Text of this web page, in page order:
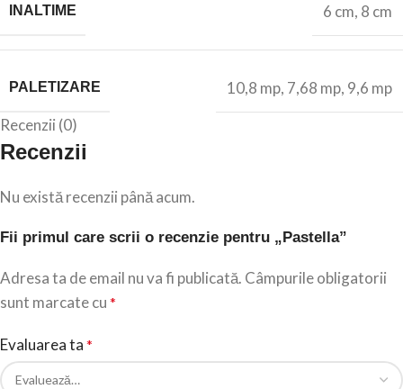
INALTIME 6 cm, 8 cm
PALETIZARE 10,8 mp, 7,68 mp, 9,6 mp
Recenzii (0)
Recenzii
Nu există recenzii până acum.
Fii primul care scrii o recenzie pentru „Pastella”
Adresa ta de email nu va fi publicată. Câmpurile obligatorii
sunt marcate cu *
Evaluarea ta *